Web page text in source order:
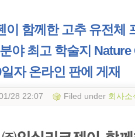
이 함께한 고추 유전체
야 최고 학술지 Nature
자 온라인 판에 게재
28 22:07 Filed under 회사소